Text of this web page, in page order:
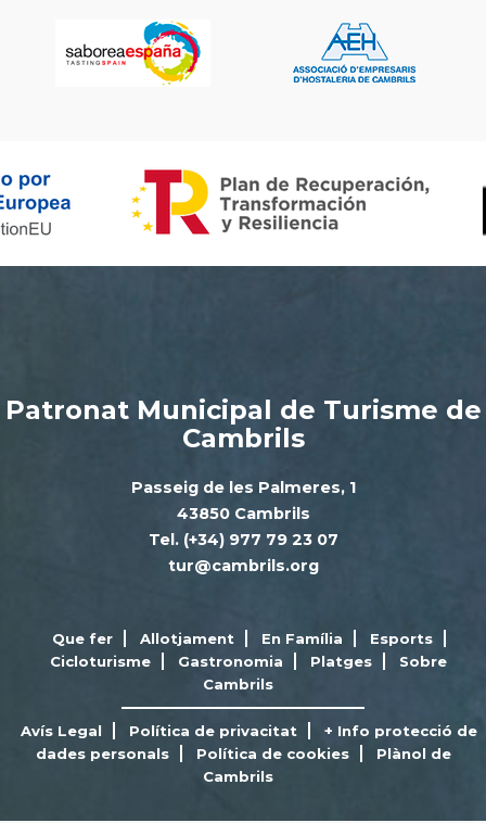
Patronat Municipal de Turisme de
Cambrils
Passeig de les Palmeres, 1
43850 Cambrils
Tel. (+34) 977 79 23 07
tur@cambrils.org
Que fer Allotjament En Família
Esports
Cicloturisme
Gastronomia Platges
Sobre
Cambrils
Avís Legal Política de privacitat
+ Info protecció de
dades personals
Política de cookies
Plànol de
Cambrils